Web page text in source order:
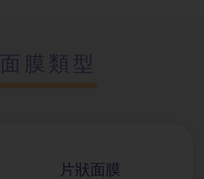
面膜類型
片狀面膜